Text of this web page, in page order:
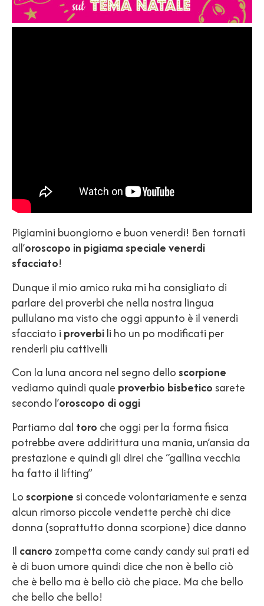
Pigiamini buongiorno e buon venerdi! Ben tornati
all’oroscopo in pigiama speciale venerdi
sfacciato!
Dunque il mio amico ruka mi ha consigliato di
parlare dei proverbi che nella nostra lingua
pullulano ma visto che oggi appunto è il venerdi
sfacciato i proverbili ho un po modificati per
renderli piu cattivelli
Con la luna ancora nel segno dello scorpione
vediamo quindi quale proverbio bisbetico sarete
secondo l’oroscopo di oggi
Partiamo dal toro che oggi per la forma fisica
potrebbe avere addirittura una mania, un’ansia da
prestazione e quindi gli direi che “gallina vecchia
ha fatto il lifting”
Lo scorpione si concede volontariamente e senza
alcun rimorso piccole vendette perchè chi dice
donna (soprattutto donna scorpione) dice danno
Il cancro zompetta come candy candy sui prati ed
è di buon umore quindi dice che non è bello ciò
che è bello ma è bello ciò che piace. Ma che bello
che bello che bello!